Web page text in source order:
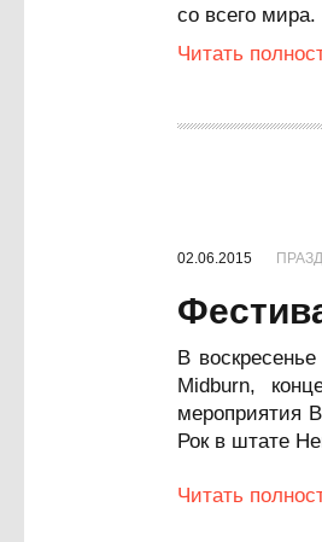
со всего мира.
Читать
02.06.2015
В
Midburn,
мероприятия
Рок в штате
Читать